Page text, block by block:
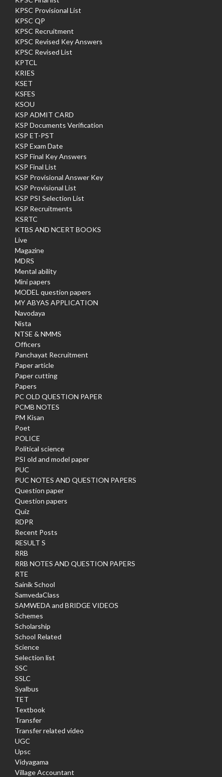
KPSC Provisional List
KPSC QP
KPSC Recruitment
KPSC Revised Key Answers
KPSC Revised List
KPTCL
KRIES
KSET
KSFES
KSOU
KSP ADMIT CARD
KSP Documents Verification
KSP ET-PST
KSP Exam Date
KSP Final Key Answers
KSP Final List
KSP Provisional Answer Key
KSP Provisional List
KSP PSI Selection List
KSP Recruitments
KSRTC
KTBS AND NCERT BOOKS
Live
Magazine
MDRS
Mental ability
Mini papers
MODEL question papers
MY ABYAS APPLICATION
Navodaya
Nista
NTSE & NMMS
Officers
Panchayat Recruitment
Paper article
Paper cutting
Papers
PC OLD QUESTION PAPER
PCMB NOTES
PM Kisan
Poet
POLICE
Political science
PSI old and model paper
PUC
PUC NOTES AND QUESTION PAPERS
Question paper
Question papers
Quiz
RDPR
Recent Posts
RESULT S
RRB
RRB NOTES AND QUESTION PAPERS
RTE
Sainik School
SamvedaClass
SAMWEDA and BRIDGE VIDEOS
Schemes
Scholarship
School Related
Science
Selection list
SSC
SSLC
Syalbus
TET
Textbook
Transfer
Transfer related video
UGC
Upsc
Vidyagama
Village Accountant